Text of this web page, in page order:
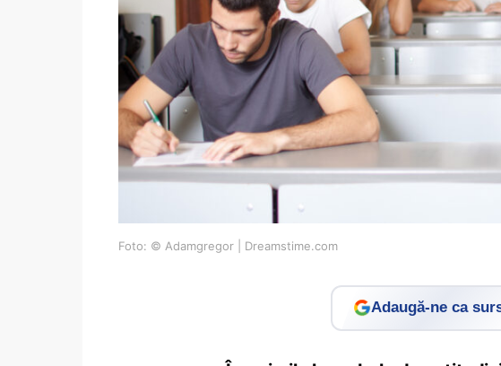
Foto: © Adamgregor | Dreamstime.com
Adaugă-ne ca